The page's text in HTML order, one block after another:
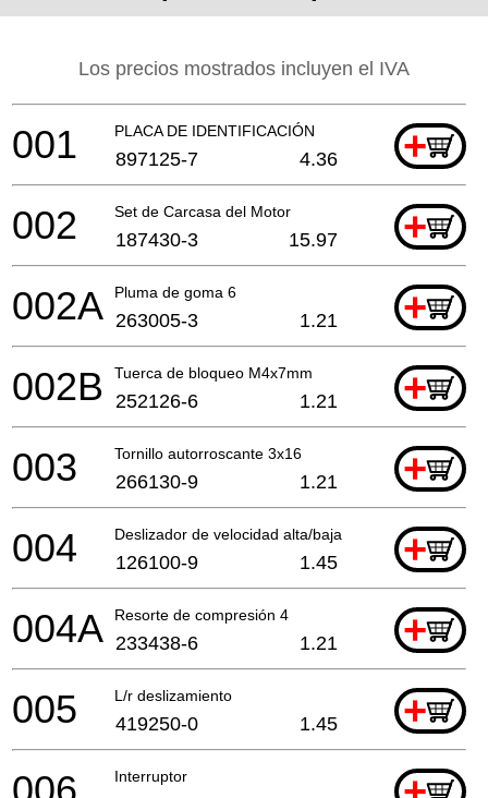
Los precios mostrados incluyen el IVA
PLACA DE IDENTIFICACIÓN +
001 897125-7 4.36
Set de Carcasa del Motor +
002 187430-3 15.97
Pluma de goma 6 +
002A 263005-3 1.21
Tuerca de bloqueo M4x7mm +
002B 252126-6 1.21
Tornillo autorroscante 3x16 +
003 266130-9 1.21
Deslizador de velocidad alta/baja +
004 126100-9 1.45
Resorte de compresión 4 +
004A 233438-6 1.21
L/r deslizamiento +
005 419250-0 1.45
Interruptor